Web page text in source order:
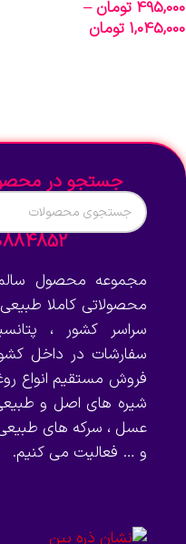
495,000 تومان –
1,045,000 تومان
جستجو در
مجموعه محصول
محصولاتی کاملا
سراسر کشور ،
سفارشات در داخل
فروش مستقیم انواع
شیره های اصل و طبیعی
عسل ، سرکه های طبیعی
و … فعالیت می کنیم.